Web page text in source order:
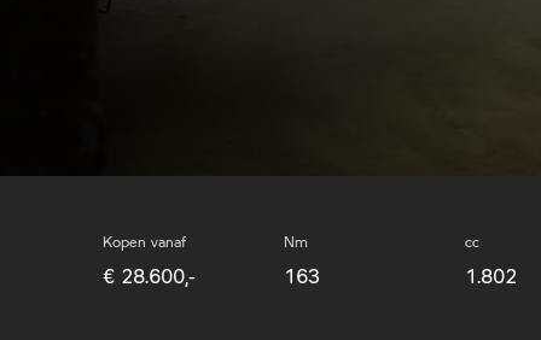
Kopen vanaf
€ 28.600,-
Nm
163
cc
1.802